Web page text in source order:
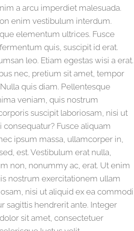
a arcu imperdiet malesuada.
enim vestibulum interdum.
elementum ultrices. Fusce
quis, suscipit id erat.
leo. Etiam egestas wisi a erat.
nec, pretium sit amet, tempor
quis diam. Pellentesque
veniam, quis nostrum
suscipit laboriosam, nisi ut
Fusce aliquam
ipsum massa, ullamcorper in,
est. Vestibulum erat nulla,
non, nonummy ac, erat. Ut enim
nostrum exercitationem ullam
nisi ut aliquid ex ea commodi
sagittis hendrerit ante. Integer
sit amet, consectetuer